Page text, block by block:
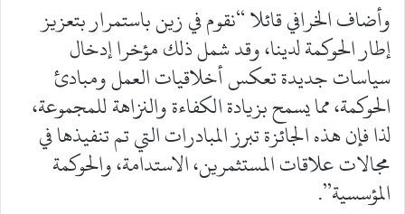
وأضاف الخرافي قائلا “نقوم في زين باستمرار بتعزيز
إطار الحوكمة لدينا، وقد شمل ذلك مؤخرا إدخال
سياسات جديدة تعكس أخلاقيات العمل ومبادئ
الحوكمة، مما يسمح بزيادة الكفاءة والنزاهة للمجموعة،
لذا فإن هذه الجائزة تبرز المبادرات التي تم تنفيذها في
مجالات علاقات المستثمرين، الاستدامة، والحوكمة
المؤسسية”.